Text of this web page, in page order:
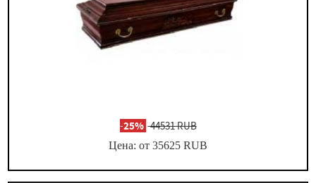
-25% 44531 RUB
Цена: от 35625 RUB